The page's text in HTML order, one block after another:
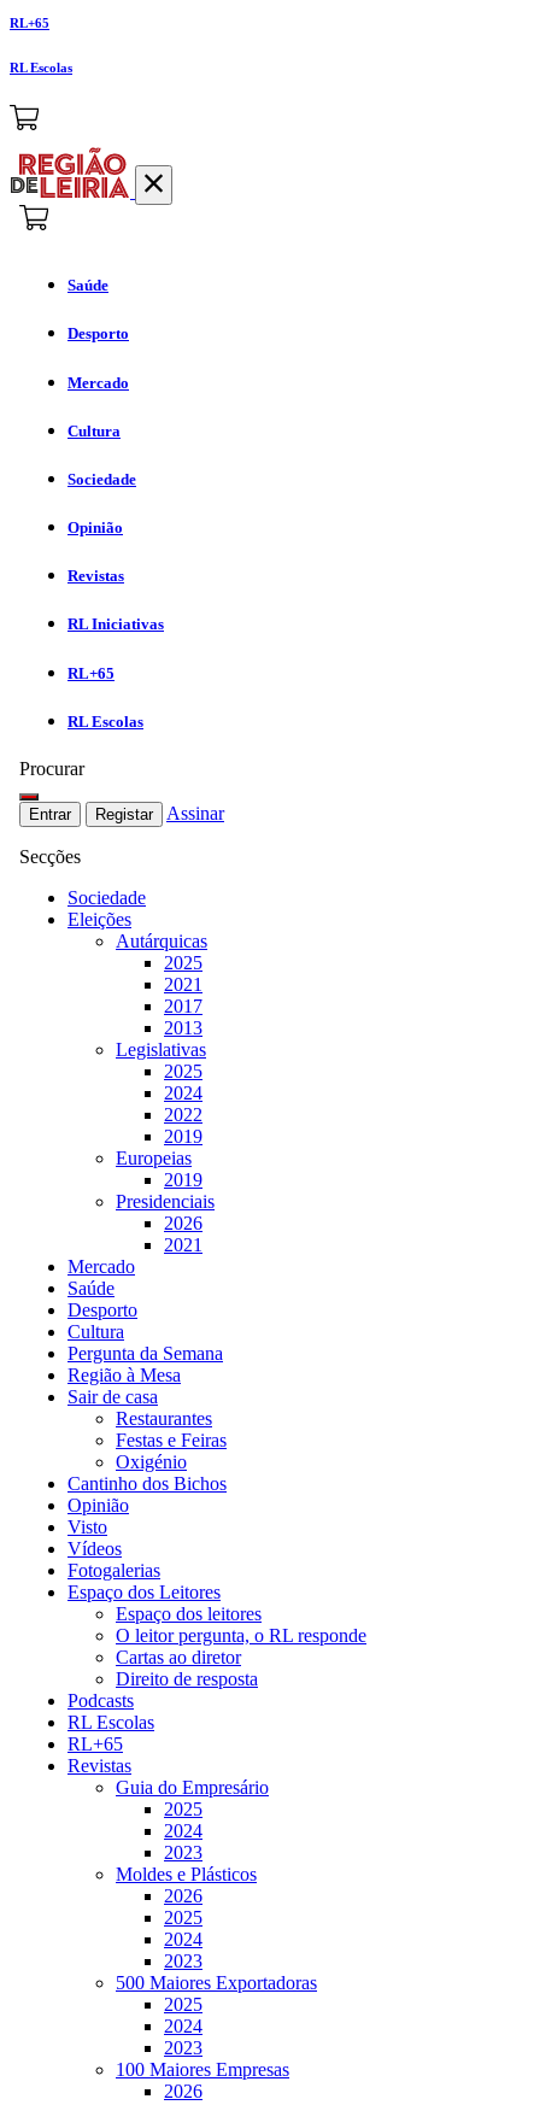
RL+65
RL Escolas
Saúde
Desporto
Mercado
Cultura
Sociedade
Opinião
Revistas
RL Iniciativas
RL+65
RL Escolas
Procurar
Entrar Registar Assinar
Secções
Sociedade
Eleições
Autárquicas
2025
2021
2017
2013
Legislativas
2025
2024
2022
2019
Europeias
2019
Presidenciais
2026
2021
Mercado
Saúde
Desporto
Cultura
Pergunta da Semana
Região à Mesa
Sair de casa
Restaurantes
Festas e Feiras
Oxigénio
Cantinho dos Bichos
Opinião
Visto
Vídeos
Fotogalerias
Espaço dos Leitores
Espaço dos leitores
O leitor pergunta, o RL responde
Cartas ao diretor
Direito de resposta
Podcasts
RL Escolas
RL+65
Revistas
Guia do Empresário
2025
2024
2023
Moldes e Plásticos
2026
2025
2024
2023
500 Maiores Exportadoras
2025
2024
2023
100 Maiores Empresas
2026